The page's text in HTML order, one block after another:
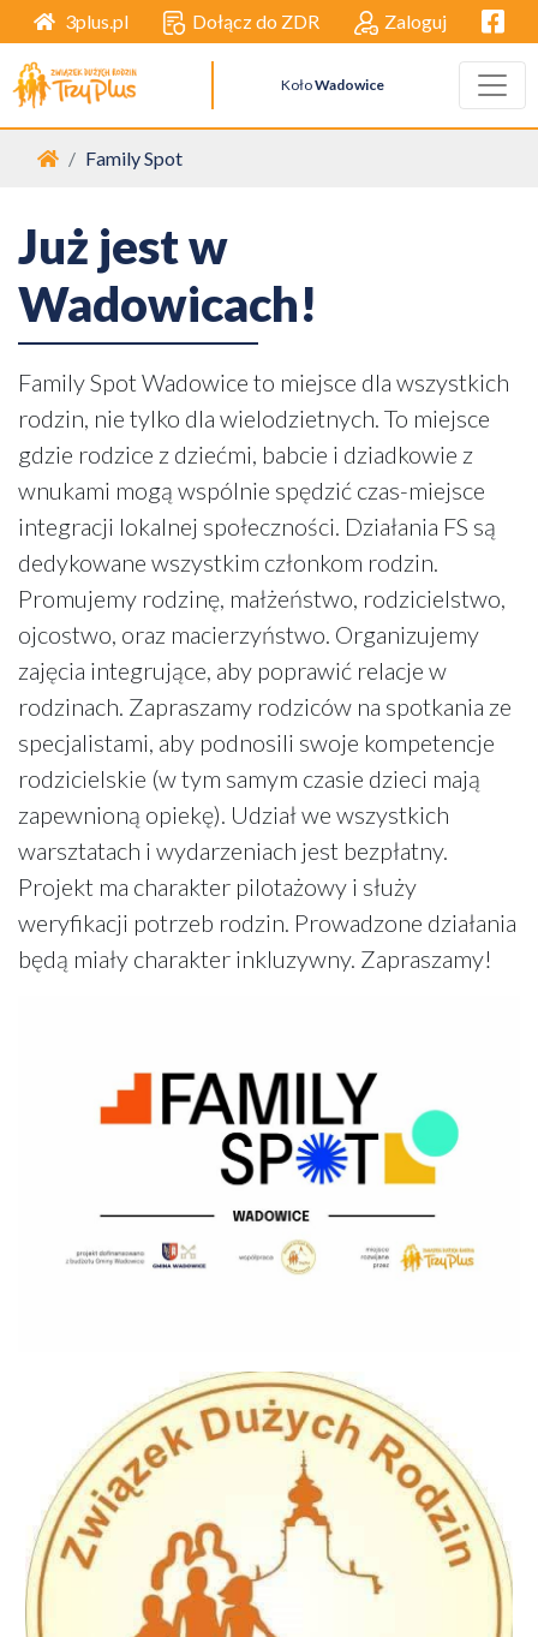
3plus.pl Dołącz do ZDR Zaloguj
KołoWadowice
Strona główna
Family Spot
Już jest w
Wadowicach!
Family Spot Wadowice to miejsce dla wszystkich
rodzin, nie tylko dla wielodzietnych. To miejsce
gdzie rodzice z dziećmi, babcie i dziadkowie z
wnukami mogą wspólnie spędzić czas-miejsce
integracji lokalnej społeczności. Działania FS są
dedykowane wszystkim członkom rodzin.
Promujemy rodzinę, małżeństwo, rodzicielstwo,
ojcostwo, oraz macierzyństwo. Organizujemy
zajęcia integrujące, aby poprawić relacje w
rodzinach. Zapraszamy rodziców na spotkania ze
specjalistami, aby podnosili swoje kompetencje
rodzicielskie (w tym samym czasie dzieci mają
zapewnioną opiekę). Udział we wszystkich
warsztatach i wydarzeniach jest bezpłatny.
Projekt ma charakter pilotażowy i służy
weryfikacji potrzeb rodzin. Prowadzone działania
będą miały charakter inkluzywny. Zapraszamy!